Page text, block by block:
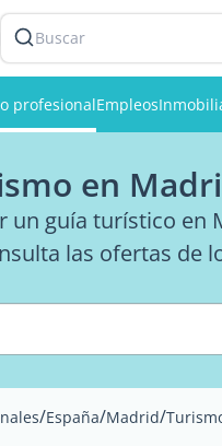
Buscar
profesionalEmpleos
en
un guía turístico en
las ofertas de
/España/Madrid/